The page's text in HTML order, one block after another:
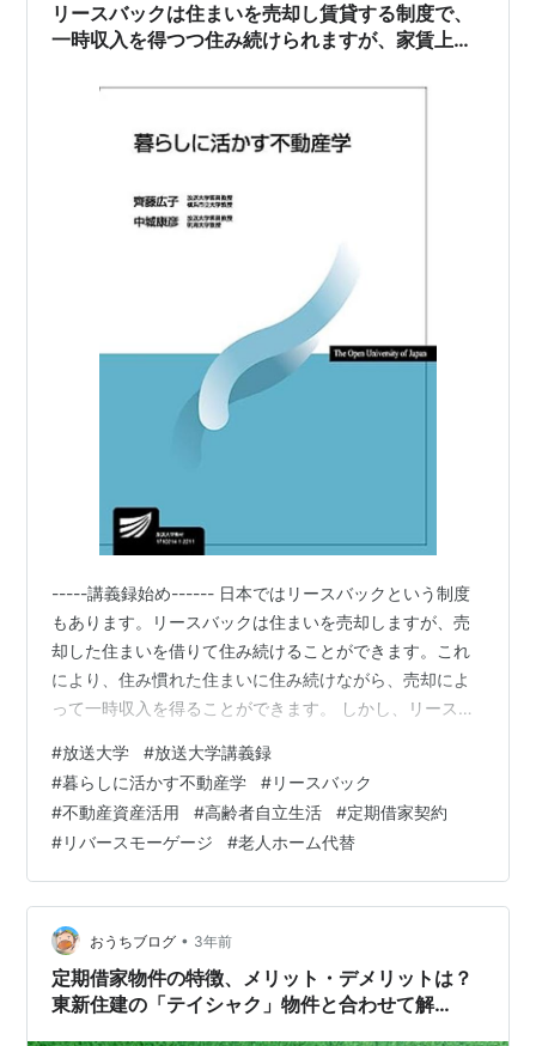
リースバックは住まいを売却し賃貸する制度で、
一時収入を得つつ住み続けられますが、家賃上昇
リバースモーゲージによる高齢者自立生活を支援
第11回)＃放送大学講義録
-----講義録始め------ 日本ではリースバックという制度
もあります。リースバックは住まいを売却しますが、売
却した住まいを借りて住み続けることができます。これ
により、住み慣れた住まいに住み続けながら、売却によ
って一時収入を得ることができます。 しかし、リースバ
期の場合には売却費を上回る総額になることもありま
す。また、家賃の値上がりや、定期借家契約で居住期間
が限定されること、業者が倒産して住み続けられなくな
る可能性もあります。 国民一人ひとりが自分の資産を活
用し、自分の人生を過ごすためには、不動産、特に土地
だけではなく住まいの価値を長期的に…
#放送大学 #放送大学講義録
#暮らしに活かす不動産学 #リースバック
#不動産資産活用 #高齢者自立生活 #定期借家契約
#リバースモーゲージ #老人ホーム代替
おうちブログ • 3年前
定期借家物件の特徴、メリット・デメリットは？
東新住建の「テイシャク」物件と合わせて解